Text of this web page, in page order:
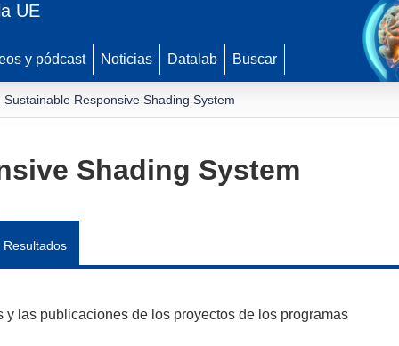
UE
y pódcast Noticias Datalab Buscar
Sustainable Responsive Shading System
Shading System
Resultados
las publicaciones de los proyectos de los programas